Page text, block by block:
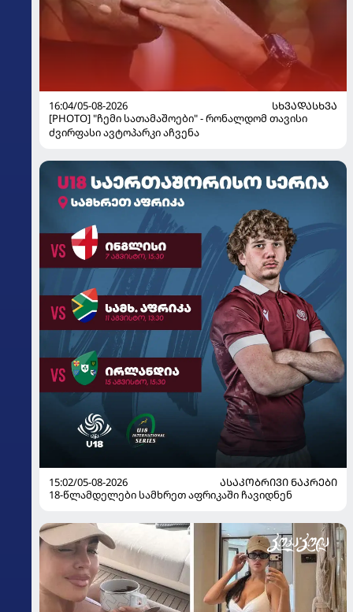
16:04/05-08-2026
ᲡᲮᲕᲐᲓᲐᲡᲮᲕᲐ
[PHOTO] "ჩემი სათამაშოები" - რონალდომ თავისი
ძვირფასი ავტოპარკი აჩვენა
15:02/05-08-2026
ᲐᲡᲐᲙᲝᲑᲠᲘᲕᲘ ᲜᲐᲙᲠᲔᲑᲘ
18-წლამდელები სამხრეთ აფრიკაში ჩავიდნენ